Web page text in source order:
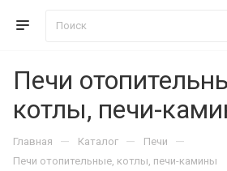
Печи
котлы, печи-
Главная — Каталог — Печи —
Печи отопительные, котлы, печи-камины